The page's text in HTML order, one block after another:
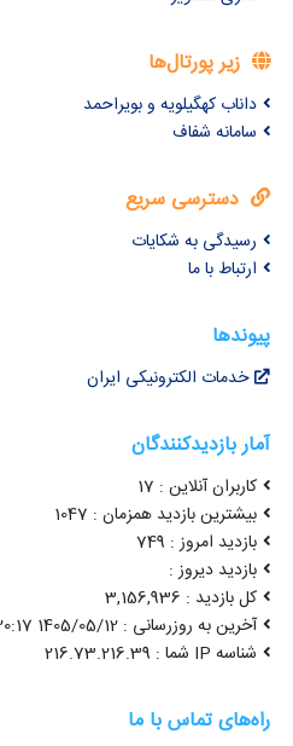
زیر پورتال‌ها
داناب کهگیلویه و بویراحمد
سامانه شفاف
دسترسی سریع
رسیدگی به شکایات
ارتباط با ما
پیوندها
خدمات الکترونیکی ایران
آمار بازدیدکنندگان
کاربران آنلاین : 17
بیشترین بازدید همزمان : 1047
بازدید امروز : 749
بازدید دیروز :
کل بازدید : 3,156,936
آخرین به روزرسانی : 1405/05/12 17:20:17
شناسه IP شما : 216.73.216.39
راه‌های تماس با ما